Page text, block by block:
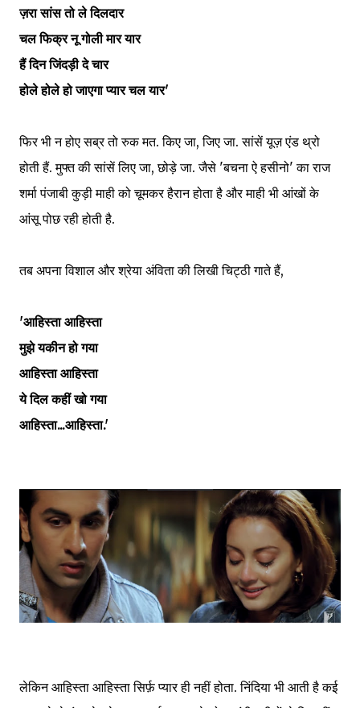
ज़रा सांस तो ले दिलदार
चल फिक्र नू गोली मार यार
हैं दिन जिंदड़ी दे चार
होले होले हो जाएगा प्यार चल यार'
फिर भी न होए सब्र तो रुक मत. किए जा, जिए जा. सांसें यूज़ एंड थ्रो
होती हैं. मुफ्त की सांसें लिए जा, छोड़े जा. जैसे 'बचना ऐ हसीनो' का राज
शर्मा पंजाबी कुड़ी माही को चूमकर हैरान होता है और माही भी आंखों के
आंसू पोछ रही होती है.
तब अपना विशाल और श्रेया अंविता की लिखी चिट्ठी गाते हैं,
'आहिस्ता आहिस्ता
मुझे यकीन हो गया
आहिस्ता आहिस्ता
ये दिल कहीं खो गया
आहिस्ता...आहिस्ता.'
लेकिन आहिस्ता आहिस्ता सिर्फ़ प्यार ही नहीं होता. निंदिया भी आती है कई